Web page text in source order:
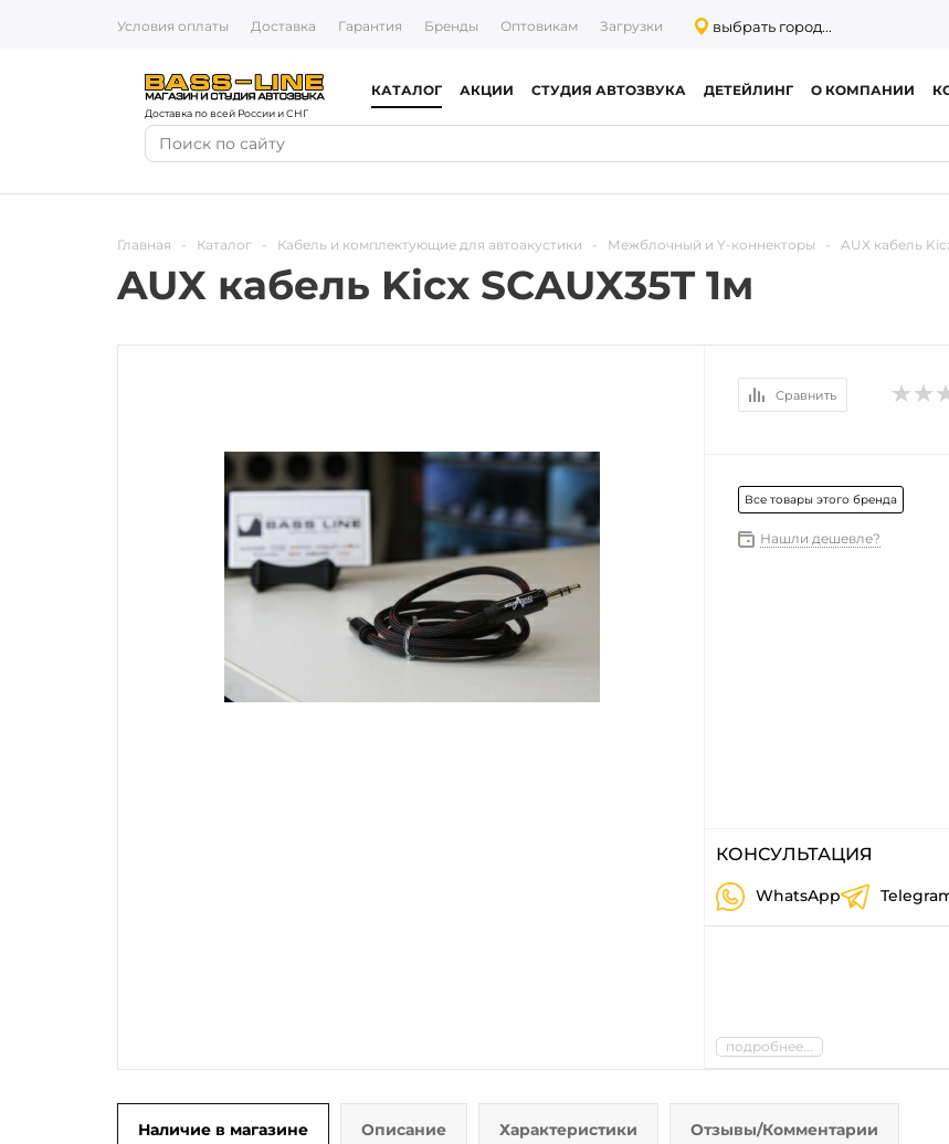
Условия оплаты Доставка Гарантия Бренды Оптовикам Загрузки выбрать город...
Доставка по всей России и СНГ
КАТАЛОГ АКЦИИ СТУДИЯ АВТОЗВУКА ДЕТЕЙЛИНГ О КОМПАНИИ
Главная - Каталог - Кабель и комплектующие для автоакустики - Межблочный и Y-коннекторы - AUX кабель
AUX кабель Kicx SCAUX35T 1м
Сравнить
Все товары этого бренда
Нашли дешевле?
КОНСУЛЬТАЦИЯ
WhatsApp
подробнее...
Наличие в магазине Описание Характеристики Отзывы/Комментарии